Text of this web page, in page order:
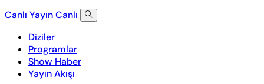
Canlı YayınCanlı
Diziler
Programlar
Show Haber
Yayın Akışı